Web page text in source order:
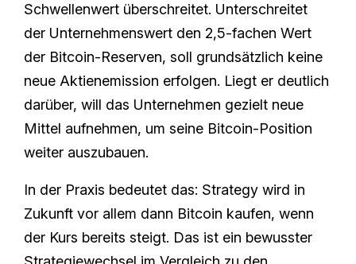
Schwellenwert überschreitet. Unterschreitet
der Unternehmenswert den 2,5-fachen Wert
der Bitcoin-Reserven, soll grundsätzlich keine
neue Aktienemission erfolgen. Liegt er deutlich
darüber, will das Unternehmen gezielt neue
Mittel aufnehmen, um seine Bitcoin-Position
weiter auszubauen.
In der Praxis bedeutet das: Strategy wird in
Zukunft vor allem dann Bitcoin kaufen, wenn
der Kurs bereits steigt. Das ist ein bewusster